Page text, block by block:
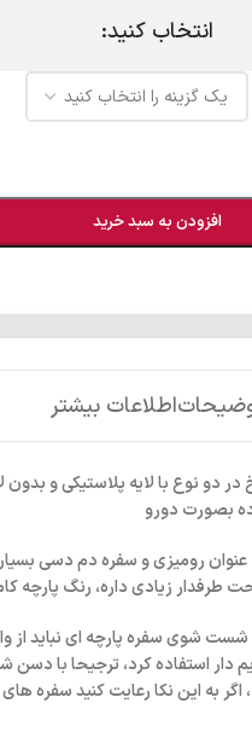
انتخاب کنید:
افزودن به سبد خرید
اطلاعات بیشتر
دو نوع با لایه پلاستیکی و بدون
بصورت دورو
رومیزی و سفره دم دسی بسیار
زیادی داره، رنگ پارچه
شوی سفره پارچه ای نباید از
دار استفاده کرد، ترجیحا با دسن
به این نکا رعایت کنید سفره های